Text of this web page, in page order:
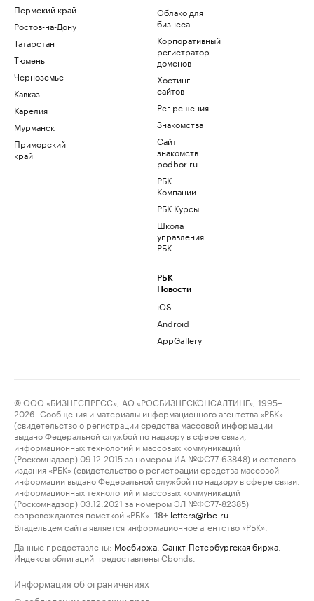
Пермский край
Ростов-на-Дону
Татарстан
Тюмень
Черноземье
Кавказ
Карелия
Мурманск
Приморский
край
Облако для
бизнеса
Корпоративный
регистратор
доменов
Хостинг
сайтов
Рег.решения
Знакомства
Сайт
знакомств
podbor.ru
РБК
Компании
РБК Курсы
Школа
управления
РБК
РБК
Новости
iOS
Android
AppGallery
© ООО «БИЗНЕСПРЕСС», АО «РОСБИЗНЕСКОНСАЛТИНГ», 1995–
2026. Сообщения и материалы информационного агентства «РБК»
(свидетельство о регистрации средства массовой информации
выдано Федеральной службой по надзору в сфере связи,
информационных технологий и массовых коммуникаций
(Роскомнадзор) 09.12.2015 за номером ИА №ФС77-63848) и сетевого
издания «РБК» (свидетельство о регистрации средства массовой
информации выдано Федеральной службой по надзору в сфере связи,
информационных технологий и массовых коммуникаций
(Роскомнадзор) 03.12.2021 за номером ЭЛ №ФС77-82385)
сопровождаются пометкой «РБК».
18+ letters@rbc.ru
Владельцем сайта является информационное агентство «РБК».
Данные предоставлены: Мосбиржа Санкт-Петербургская биржа
Индексы облигаций предоставлены Cbonds.
Информация об ограничениях